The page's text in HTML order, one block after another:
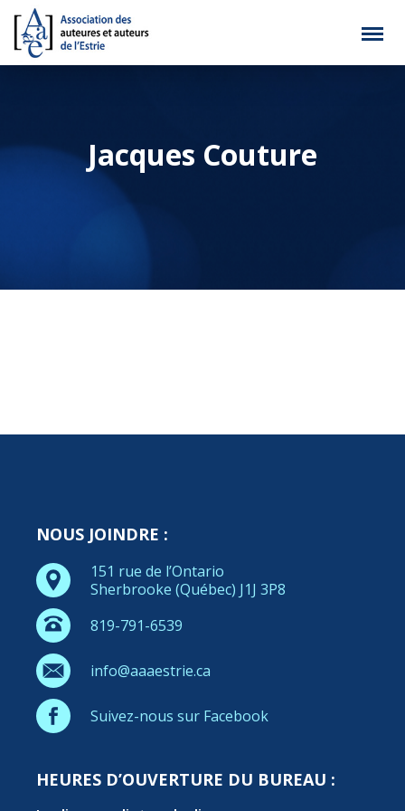
Jacques Couture
NOUS JOINDRE :
151 rue de l’Ontario
Sherbrooke (Québec) J1J 3P8
819-791-6539
info@aaaestrie.ca
Suivez-nous sur Facebook
HEURES D’OUVERTURE DU BUREAU :